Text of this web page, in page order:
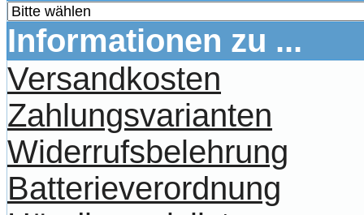
Informationen zu ...
Versandkosten
Zahlungsvarianten
Widerrufsbelehrung
Batterieverordnung